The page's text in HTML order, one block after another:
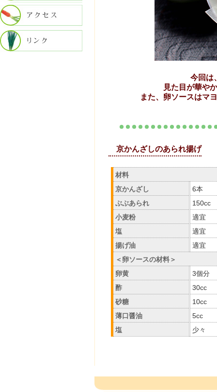
今回は
見た目が華や
また、卵ソースはマ
京かんざしのあられ揚げ
材料
京かんざし
6本
ぶぶあられ
150cc
小麦粉
適宜
塩
適宜
揚げ油
適宜
＜卵ソースの材料＞
卵黄
3個分
酢
30cc
砂糖
10cc
薄口醤油
5cc
塩
少々